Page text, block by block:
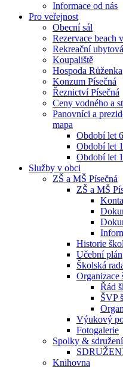
Informace od nás
Pro veřejnost
Obecní sál
Rezervace beach
Rekreační
Koupaliště
Hospoda Růženka
Konzum Písečná
Řeznictví Písečná
Ceny vodného a
Panovníci a
mapa
Období let
Období let
Období let
Služby v obci
ZŠ a MŠ Písečná
ZŠ a MŠ
Historie
Učební plán
Školská
Řád
ŠVP
Výukový
Fotogalerie
Spolky & sdružení
Knihovna